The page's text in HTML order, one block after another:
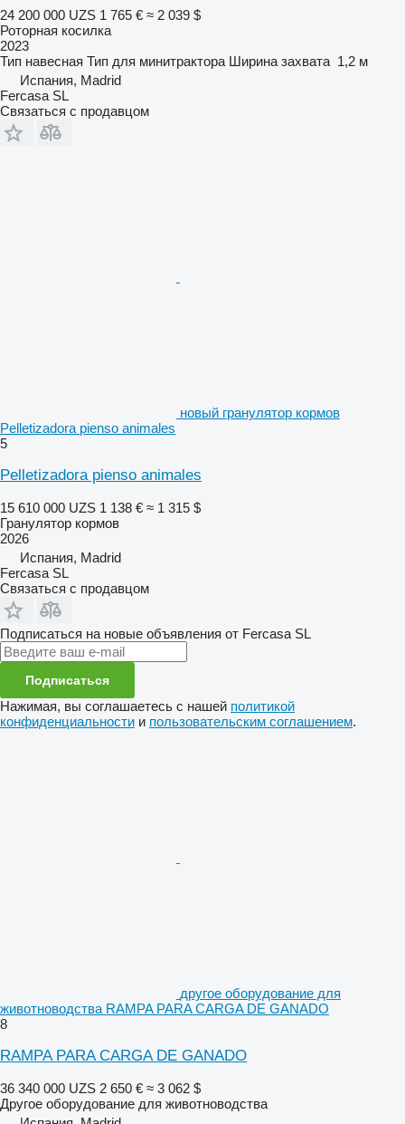
24 200 000 UZS 1 765 € ≈ 2 039 $
Роторная косилка
2023
Тип навесная Тип для минитрактора Ширина захвата 1,2 м
Испания, Madrid
Fercasa SL
Связаться с продавцом
новый гранулятор кормов
Pelletizadora pienso animales
5
Pelletizadora pienso animales
15 610 000 UZS 1 138 € ≈ 1 315 $
Гранулятор кормов
2026
Испания, Madrid
Fercasa SL
Связаться с продавцом
Подписаться на новые объявления от Fercasa SL
Подписаться
Нажимая, вы соглашаетесь с нашей политикой
конфиденциальности и пользовательским соглашением.
другое оборудование для
животноводства RAMPA PARA CARGA DE GANADO
8
RAMPA PARA CARGA DE GANADO
36 340 000 UZS 2 650 € ≈ 3 062 $
Другое оборудование для животноводства